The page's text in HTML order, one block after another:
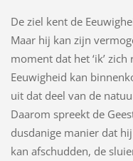
De ziel kent de
Maar hij kan zijn
moment dat het ‘ik’
Eeuwigheid kan
uit dat deel van de
Daarom spreekt de
dusdanige manier dat
kan afschudden, de